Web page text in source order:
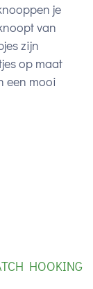
je
van
zijn
op maat
een mooi
HOOKING